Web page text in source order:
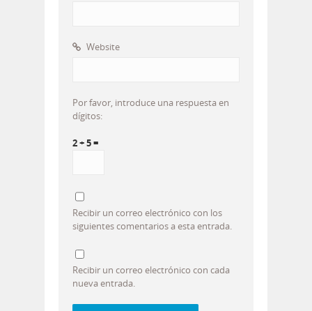
Website
Por favor, introduce una respuesta en
dígitos:
2 + 5 =
Recibir un correo electrónico con los
siguientes comentarios a esta entrada.
Recibir un correo electrónico con cada
nueva entrada.